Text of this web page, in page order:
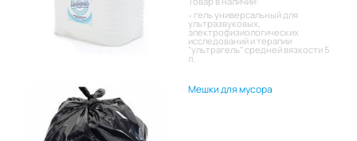
гель универсальный для
ультразвуковых,
электрофизиологических
исследований и терапии
"ультрагель" средней вязкости 5
л.
Мешки для мусора